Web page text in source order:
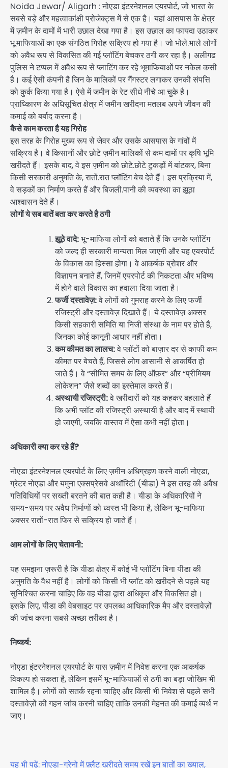
Noida Jewar/ Aligarh : नोएडा इंटरनेशनल एयरपोर्ट, जो भारत के
सबसे बड़े और महत्वाकांक्षी प्रोजेक्ट्स में से एक है। यहां आसपास के क्षेत्र
में ज़मीन के दामों में भारी उछाल देखा गया है। इस उछाल का फायदा उठाकर
भू.माफियाओं का एक संगठित गिरोह सक्रिय हो गया है। जो भोले.भाले लोगों
को अवैध रूप से विकसित की गई प्लॉटिंग बेचकर ठगी कर रहा है। अलीगढ
पुलिस ने टप्पल में अवैध रूप से प्लाटिंग कर रहे भूमाफियाओं पर नकेल कसी
है। कई ऐसी कंपनी है जिन के मालिकों पर गैंगस्टर लगाकर उनकी संपत्ति
को कुर्क किया गया है। ऐसे में जमीन के रेट सीधे नीचे आ चुके है।
प्राध्किारण के अधिसूचित क्षेत्र में जमीन खरीदना मतलब अपने जीवन की
कमाई को बर्बाद करना है।
कैसे काम करता है यह गिरोह
इस तरह के गिरोह मुख्य रूप से जेवर और उसके आसपास के गांवों में
सक्रिय है। वे किसानों और छोटे ज़मीन मालिकों से कम दामों पर कृषि भूमि
खरीदते हैं। इसके बाद, वे इस ज़मीन को छोटे.छोटे टुकड़ों में बांटकर, बिना
किसी सरकारी अनुमति के, रातों.रात प्लॉटिंग बेच देते हैं। इस प्रक्रिया में,
वे सड़कों का निर्माण करते हैं और बिजली.पानी की व्यवस्था का झूठा
आश्वासन देते हैं।
लोगों ये सब बातें बता कर करते है ठगी
झूठे वादे:भू-माफिया लोगों को बताते हैं कि उनके प्लॉटिंग
को जल्द ही सरकारी मान्यता मिल जाएगी और यह एयरपोर्ट
के विकास का हिस्सा होगा। वे आकर्षक ब्रोशर और
विज्ञापन बनाते हैं, जिनमें एयरपोर्ट की निकटता और भविष्य
में होने वाले विकास का हवाला दिया जाता है।
फर्जी दस्तावेज़:वे लोगों को गुमराह करने के लिए फर्जी
रजिस्ट्री और दस्तावेज़ दिखाते हैं। ये दस्तावेज़ अक्सर
किसी सहकारी समिति या निजी संस्था के नाम पर होते हैं,
जिनका कोई कानूनी आधार नहीं होता।
कम कीमत का लालच:वे प्लॉटों को बाज़ार दर से काफी कम
कीमत पर बेचते हैं, जिससे लोग आसानी से आकर्षित हो
जाते हैं। वे “सीमित समय के लिए ऑफ़र” और “प्रीमियम
लोकेशन” जैसे शब्दों का इस्तेमाल करते हैं।
अस्थायी रजिस्ट्री:वे खरीदारों को यह कहकर बहलाते हैं
कि अभी प्लॉट की रजिस्ट्री अस्थायी है और बाद में स्थायी
हो जाएगी, जबकि वास्तव में ऐसा कभी नहीं होता।
अधिकारी क्या कर रहे हैं?
नोएडा इंटरनेशनल एयरपोर्ट के लिए ज़मीन अधिग्रहण करने वाली नोएडा,
ग्रेटर नोएडा और यमुना एक्सप्रेसवे अथॉरिटी (यीडा) ने इस तरह की अवैध
गतिविधियों पर सख्ती बरतने की बात कही है। यीडा के अधिकारियों ने
समय-समय पर अवैध निर्माणों को ध्वस्त भी किया है, लेकिन भू-माफिया
अक्सर रातों-रात फिर से सक्रिय हो जाते हैं।
आम लोगों के लिए चेतावनी:
यह समझना ज़रूरी है कि यीडा क्षेत्र में कोई भी प्लॉटिंग बिना यीडा की
अनुमति के वैध नहीं है। लोगों को किसी भी प्लॉट को खरीदने से पहले यह
सुनिश्चित करना चाहिए कि वह यीडा द्वारा अधिकृत और विकसित हो।
इसके लिए, यीडा की वेबसाइट पर उपलब्ध आधिकारिक मैप और दस्तावेज़ों
की जांच करना सबसे अच्छा तरीका है।
निष्कर्ष:
नोएडा इंटरनेशनल एयरपोर्ट के पास ज़मीन में निवेश करना एक आकर्षक
विकल्प हो सकता है, लेकिन इसमें भू-माफियाओं से ठगी का बड़ा जोखिम भी
शामिल है। लोगों को सतर्क रहना चाहिए और किसी भी निवेश से पहले सभी
दस्तावेज़ों की गहन जांच करनी चाहिए ताकि उनकी मेहनत की कमाई व्यर्थ न
जाए।
यह भी पढ़ें: नोएडा-ग्रेनो में फ़्लैट खरीदते समय रखें इन बातों का ख्याल,